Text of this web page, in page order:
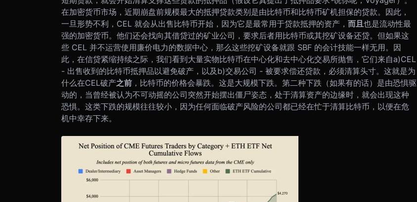
在加密货币市场，近期崩盘前规模最大的抵押贷款类别是由比特币和比特币矿机担保的贷款。因此，
一旦形势不利，CEL 就会从出售比特币开始，因为它是最常用于贷款抵押的资产， 而且也是流动性最
强的加密货币。他们还会找向其借贷过的矿业公司，要求后者用比特币或其挖矿设备还贷。但如果这
些 CEL 并不运营使用廉价电力的数据中心，那么这些挖矿设备就跟 SBF 的会计技能一样无用。 因
此，在信贷紧缩持续之际，我们看到大量实物比特币在中心化和去中心化交易所抛售，它们来自a)CEL
- 出售收到的比特币抵押品以避免破产，以及b)交易公司 - 被要求偿还贷款，必须清算头寸。这就是为
什么在CEL破产之前，比特币的价格会暴跌。这是大规模下跌。第二种下跌（如果有的话）是由恐惧驱
动的，当曾经被认为不可动摇的公司突然开始摆出僵尸姿态，处于清算资产的边缘时，就会出现这种
恐惧。这类下跌的规模往往较小，因为任何面临破产风险的公司都已经在忙于清算比特币，以便在危
机中幸存下来。